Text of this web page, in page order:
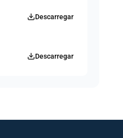
Descarregar
Descarregar